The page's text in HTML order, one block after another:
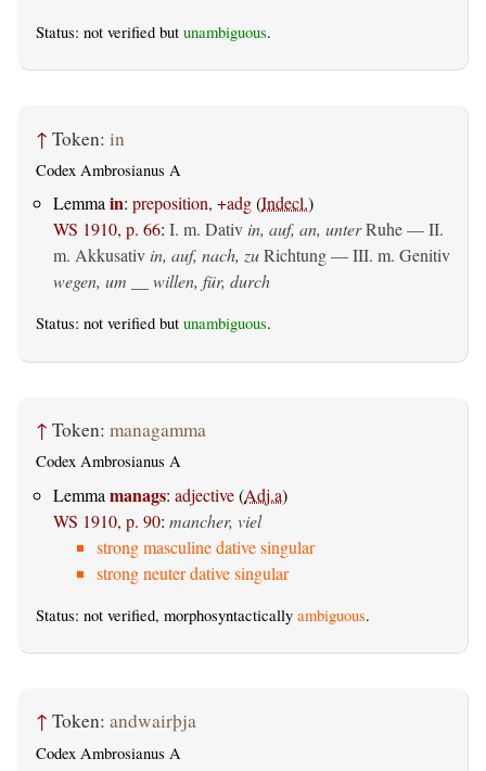
Status: not verified but unambiguous.
↑ Token: in
Codex Ambrosianus A
Lemmain: preposition, +adg(Indecl.)
WS 1910, p. 66: I. m. Dativ in, auf, an, unterRuhe — II.
m. Akkusativ in, auf, nach, zuRichtung — III. m. Genitiv
wegen, um __ willen, für, durch
Status: not verified but unambiguous.
↑ Token: managamma
Codex Ambrosianus A
Lemma manags: adjective(Adj.a)
WS 1910, p. 90: mancher, viel
strong masculine dative singular
strong neuter dative singular
Status: not verified, morphosyntactically ambiguous.
↑ Token: andwairþja
Codex Ambrosianus A